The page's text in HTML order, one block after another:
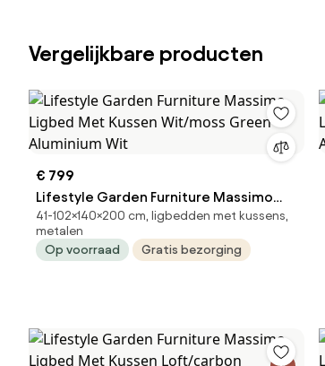
Vergelijkbare producten
€ 799
Lifestyle Garden Furniture Massimo
Ligbed Met Kussen Wit/moss Green
Aluminium Wit
41-102×140×200 cm, ligbedden met kussens,
metalen
Op voorraad
Gratis bezorging